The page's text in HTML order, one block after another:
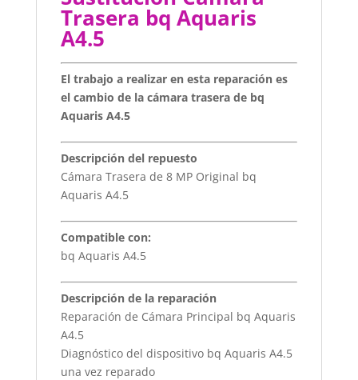
Trasera bq Aquaris
A4.5
El trabajo a realizar en esta reparación es
el cambio de la cámara trasera de bq
Aquaris A4.5
Descripción del repuesto
Cámara Trasera de 8 MP Original bq
Aquaris A4.5
Compatible con:
bq Aquaris A4.5
Descripción de la reparación
Reparación de Cámara Principal bq Aquaris
A4.5
Diagnóstico del dispositivo bq Aquaris A4.5
una vez reparado